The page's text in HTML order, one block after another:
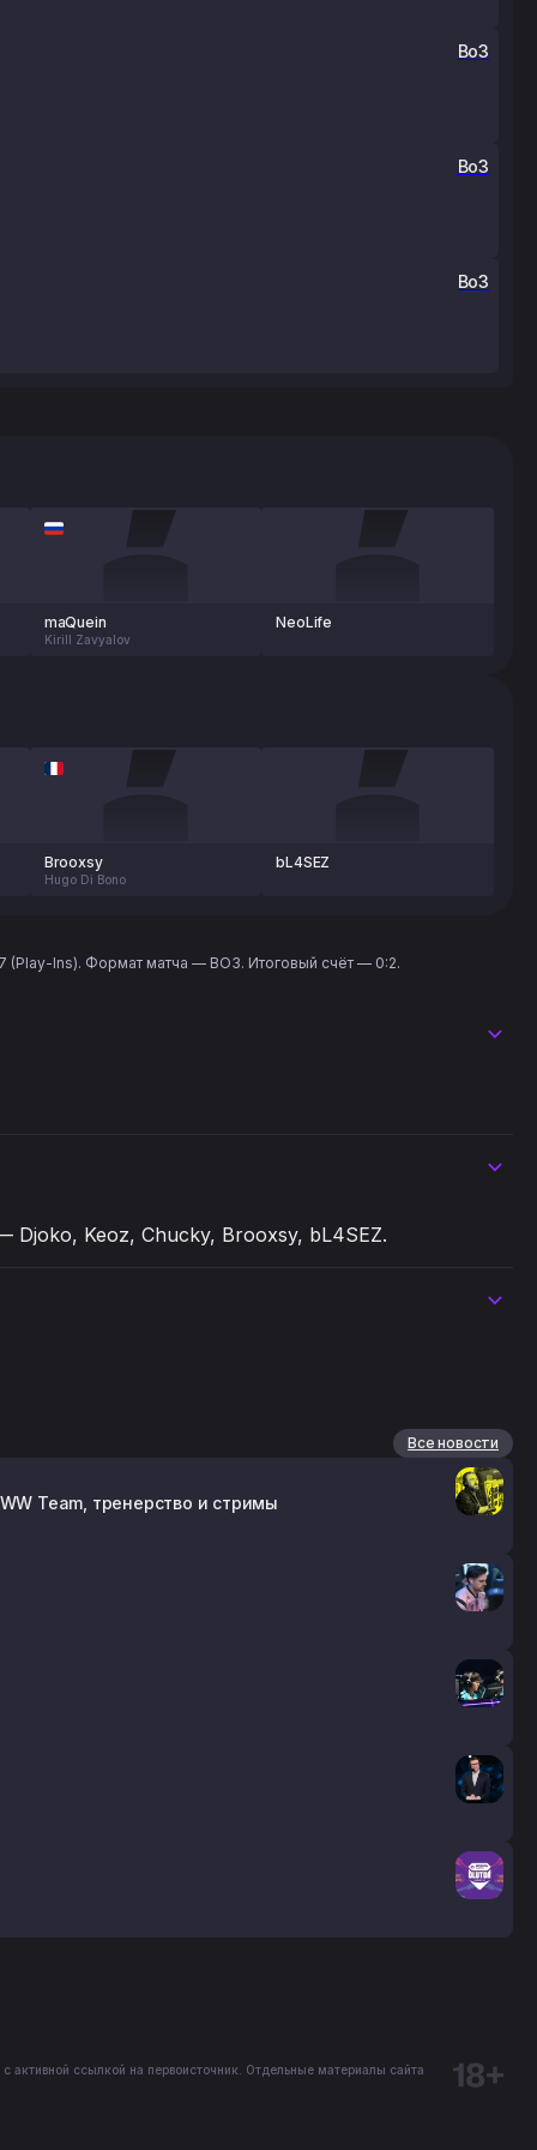
Bo3
Bo3
Bo3
maQuein
Kirill Zavyalov
NeoLife
Brooxsy
Hugo Di Bono
bL4SEZ
(Play-Ins). Формат матча — BO3. Итоговый счёт — 0:2.
Djoko, Keoz, Chucky, Brooxsy, bL4SEZ.
Все новости
Team, тренерство и стримы
активной ссылкой на первоисточник. Отдельные материалы сайта